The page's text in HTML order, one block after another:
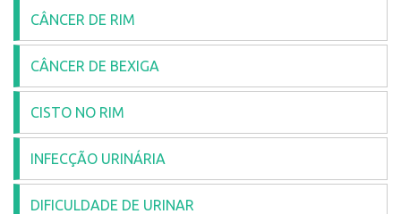
CÂNCER DE RIM
CÂNCER DE BEXIGA
CISTO NO RIM
INFECÇÃO URINÁRIA
DIFICULDADE DE URINAR